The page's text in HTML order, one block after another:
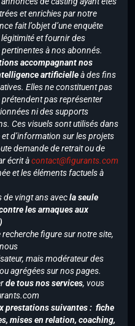
et enrichies par notre
fait l’objet d’une enquête
et fournir des
à nos abonnés.
accompagnant nos
artificielleà des fins
Elles ne constituent pas
pas représenter
ni des supports
Ces visuels sont utilisés dans
d’information sur les projets
demande de retrait ou de
écrit àcontact@figurants.com
et les éléments factuels à
de vingt ans avecla seule
les arnaques aux
figure sur notre site,
mais modérateur des
agrégées sur nos pages.
de tous nos services, vous
prestations suivantes : fiche
mises en relation, coaching,